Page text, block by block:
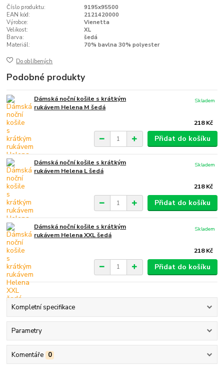
Číslo produktu:
9195x95500
EAN kód:
2121420000
Výrobce:
Vienetta
Velikost:
XL
Barva:
šedá
Materiál:
70% bavlna 30% polyester
Do oblíbených
Podobné produkty
Dámská noční košile s krátkým
rukávem Helena M šedá
218 Kč
Skladem
Přidat do košíku
Dámská noční košile s krátkým
rukávem Helena L šedá
218 Kč
Skladem
Přidat do košíku
Dámská noční košile s krátkým
rukávem Helena XXL šedá
218 Kč
Skladem
Přidat do košíku
Kompletní specifikace
Parametry
Komentáře 0